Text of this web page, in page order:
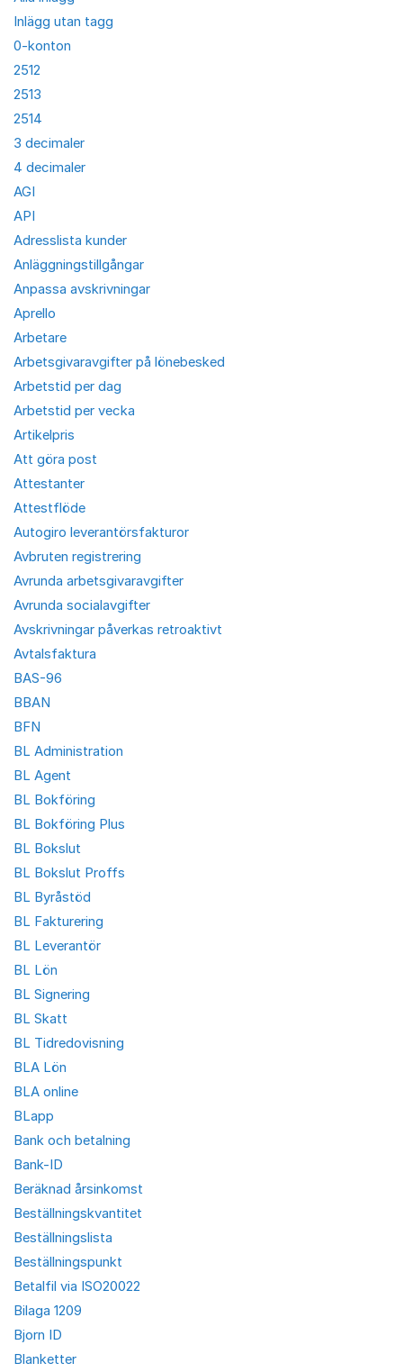
Inlägg utan tagg
0-konton
2512
2513
2514
3 decimaler
4 decimaler
AGI
API
Adresslista kunder
Anläggningstillgångar
Anpassa avskrivningar
Aprello
Arbetare
Arbetsgivaravgifter på lönebesked
Arbetstid per dag
Arbetstid per vecka
Artikelpris
Att göra post
Attestanter
Attestflöde
Autogiro leverantörsfakturor
Avbruten registrering
Avrunda arbetsgivaravgifter
Avrunda socialavgifter
Avskrivningar påverkas retroaktivt
Avtalsfaktura
BAS-96
BBAN
BFN
BL Administration
BL Agent
BL Bokföring
BL Bokföring Plus
BL Bokslut
BL Bokslut Proffs
BL Byråstöd
BL Fakturering
BL Leverantör
BL Lön
BL Signering
BL Skatt
BL Tidredovisning
BLA Lön
BLA online
BLapp
Bank och betalning
Bank-ID
Beräknad årsinkomst
Beställningskvantitet
Beställningslista
Beställningspunkt
Betalfil via ISO20022
Bilaga 1209
Bjorn ID
Blanketter